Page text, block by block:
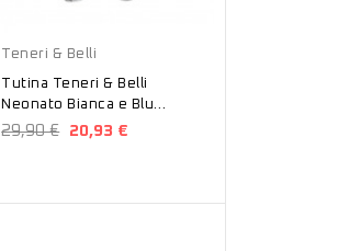
Teneri & Belli
Tutina Teneri & Belli
Neonato Bianca e Blu
TT253
29,90 € 20,93 €